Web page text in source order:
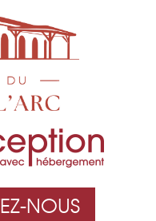
NOUS